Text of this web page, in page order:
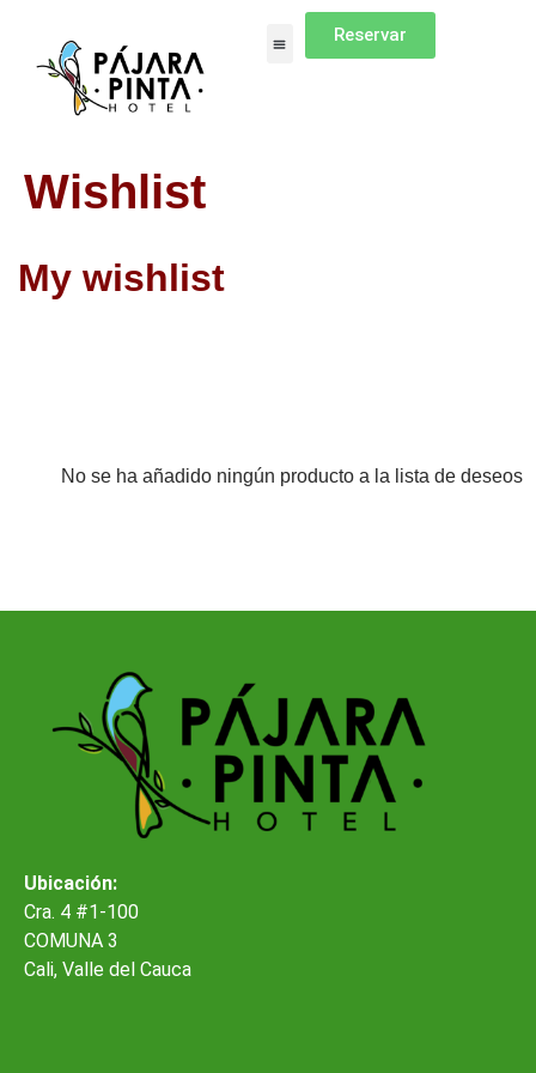
Reservar
Wishlist
My wishlist
No se ha añadido ningún producto a la lista de deseos
Ubicación:
Cra. 4 #1-100
COMUNA 3
Cali, Valle del Cauca